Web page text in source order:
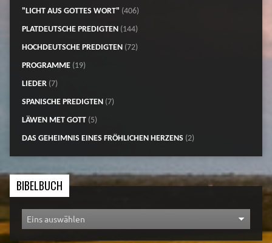
"LICHT AUS GOTTES WORT" (406)
PLATDEUTSCHE PREDIGTEN(144)
HOCHDEUTSCHE PREDIGTEN(72)
PROGRAMME(19)
LIEDER(7)
SPANISCHE PREDIGTEN(7)
LÄWEN MET GOTT(5)
DAS GEHEIMNIS EINES FRÖHLICHEN HERZENS(2)
BIBELBUCH